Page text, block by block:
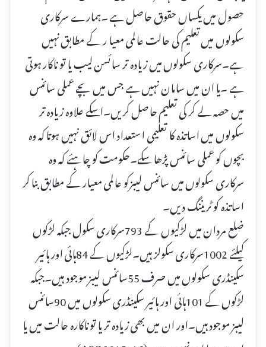
حصول میں یکساں حقوق حاصل ہے ۔ہمارے سرکاری
سکولوں میں تعلیم کی حالت عالمی معیا ر کے مطابق نہیں
ہے۔سرکاری سکولوں میں زیادہ تر سائسن لیب یا تو ناکار ہوتی
ہے ۔یا ان میں سامان نہیں ہے جس میں بچے عملی سائنس
میں حصہ لے کر کی تعلیم حاصل کریں۔اسکے علاوہ زیادہ تر
سکولوں میں اساتذہ کا تعلیمی استعداد اس لائق نہیں ہوتا کہ وہ
بچوں کو عملی سائنس پڑھا سکے۔حکومت کو چاہئے کہ وہ
سرکاری سکولوں میں سائنس لیبزکو عالمی معیار کے مطابق بنا کر
اساتذہ کو ٹریننگ دیں۔
ضلع مردان میں لڑکیوں کے 793سرکاری سکول جبکہ لڑکوں
کیلئے 1002سرکاری سکولز ہیں۔لڑکیوں کے 84ہائی اور ہائیر
سکینڈری سکولوں میں صرف 55سائنس لیبز موجود ہیں۔جبکہ
لڑکوں کے 101ہائی اور ہائیر سکینڈری سکولوں میں 90سائنس
لیبز موجود ہیں۔اور ان میں بھی زیادہ تر یا تو ناکارہ حالت میں یا